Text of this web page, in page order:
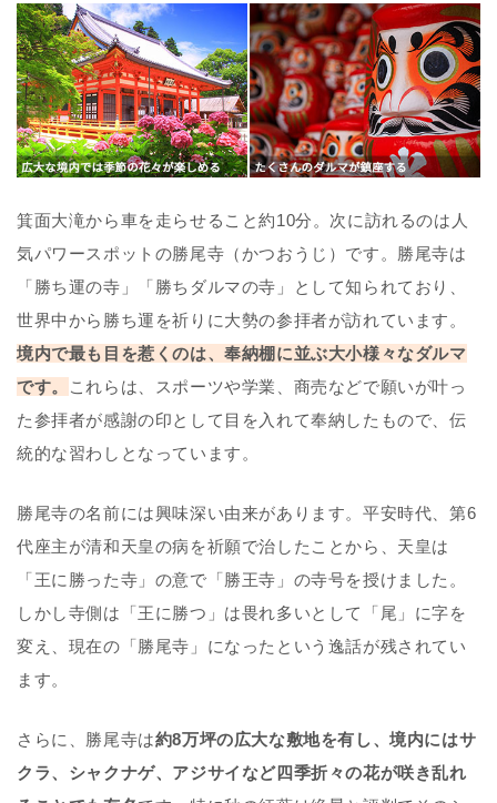
箕面大滝から車を走らせること約10分。次に訪れるのは人
気パワースポットの勝尾寺（かつおうじ）です。勝尾寺は
「勝ち運の寺」「勝ちダルマの寺」として知られており、
世界中から勝ち運を祈りに大勢の参拝者が訪れています。
境内で最も目を惹くのは、奉納棚に並ぶ大小様々なダルマ
です。
これらは、スポーツや学業、商売などで願いが叶っ
た参拝者が感謝の印として目を入れて奉納したもので、伝
統的な習わしとなっています。
勝尾寺の名前には興味深い由来があります。平安時代、第6
代座主が清和天皇の病を祈願で治したことから、天皇は
「王に勝った寺」の意で「勝王寺」の寺号を授けました。
しかし寺側は「王に勝つ」は畏れ多いとして「尾」に字を
変え、現在の「勝尾寺」になったという逸話が残されてい
ます。
さらに、勝尾寺は約8万坪の広大な敷地を有し、境内にはサ
クラ、シャクナゲ、アジサイなど四季折々の花が咲き乱れ